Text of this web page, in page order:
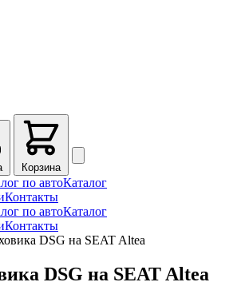
Корзина
по автоКаталог
Контакты
по автоКаталог
Контакты
DSG на SEAT Altea
DSG на SEAT Altea